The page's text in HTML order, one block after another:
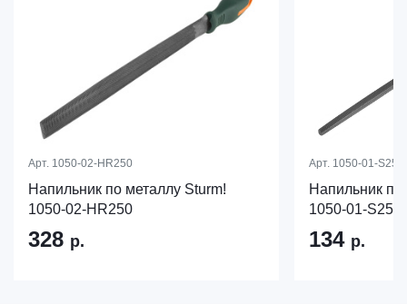
Арт. 1050-02-HR250
Напильник по металлу Sturm!
1050-02-HR250
328 р.
Арт. 1050-01-S250
Напильник по
1050-01-S250
134 р.